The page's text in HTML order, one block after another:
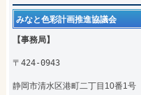
みなと色彩計画推進協議会
【事務局】
〒424-0943
静岡市清水区港町二丁目10番1